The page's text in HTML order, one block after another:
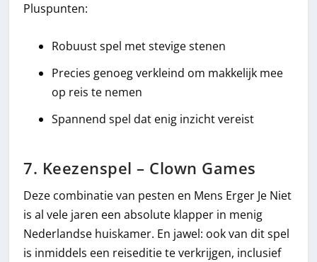
Pluspunten:
Robuust spel met stevige stenen
Precies genoeg verkleind om makkelijk mee
op reis te nemen
Spannend spel dat enig inzicht vereist
7. Keezenspel – Clown Games
Deze combinatie van pesten en Mens Erger Je Niet
is al vele jaren een absolute klapper in menig
Nederlandse huiskamer. En jawel: ook van dit spel
is inmiddels een reiseditie te verkrijgen, inclusief